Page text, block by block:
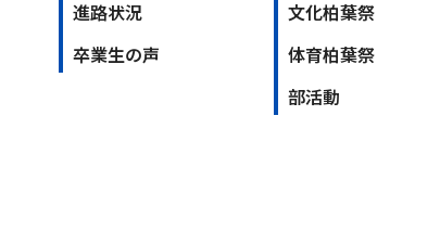
進路状況
卒業生の声
文化柏葉祭
体育柏葉祭
部活動